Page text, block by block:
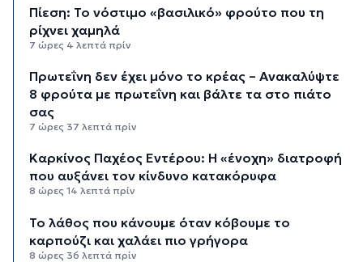
Πίεση: Το νόστιμο «βασιλικό» φρούτο που τη
ρίχνει χαμηλά
7 ώρες 4 λεπτά πρίν
Πρωτεΐνη δεν έχει μόνο το κρέας – Ανακαλύψτε
8 φρούτα με πρωτεΐνη και βάλτε τα στο πιάτο
σας
7 ώρες 37 λεπτά πρίν
Καρκίνος Παχέος Εντέρου: Η «ένοχη» διατροφή
που αυξάνει τον κίνδυνο κατακόρυφα
8 ώρες 14 λεπτά πρίν
Το λάθος που κάνουμε όταν κόβουμε το
καρπούζι και χαλάει πιο γρήγορα
8 ώρες 36 λεπτά πρίν